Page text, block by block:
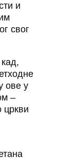
и
свог
ове у
–
цркви